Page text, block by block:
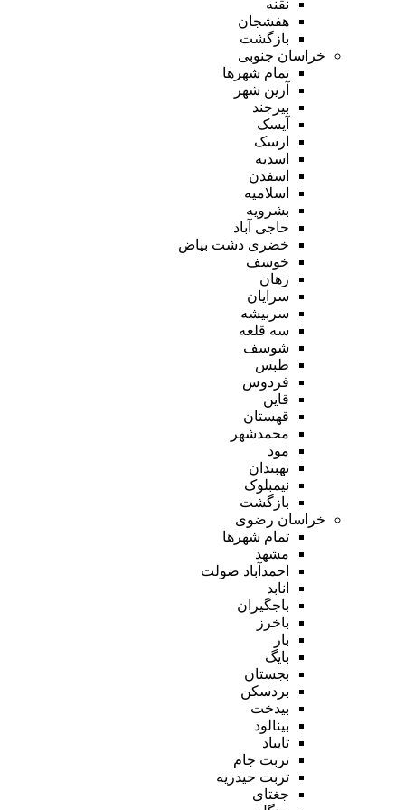
نقنه
هفشجان
بازگشت
خراسان جنوبی
تمام شهر‌ها
آرین شهر
بیرجند
آیسک
ارسک
اسدیه
اسفدن
اسلامیه
بشرویه
حاجی آباد
خضری دشت بیاض
خوسف
زهان
سرایان
سربیشه
سه قلعه
شوسف
طبس
فردوس
قاین
قهستان
محمدشهر
مود
نهبندان
نیمبلوک
بازگشت
خراسان رضوی
تمام شهر‌ها
مشهد
احمدآباد صولت
انابد
باجگیران
باخرز
بار
بایگ
بجستان
بردسکن
بیدخت
بینالود
تایباد
تربت جام
تربت حیدریه
جغتای